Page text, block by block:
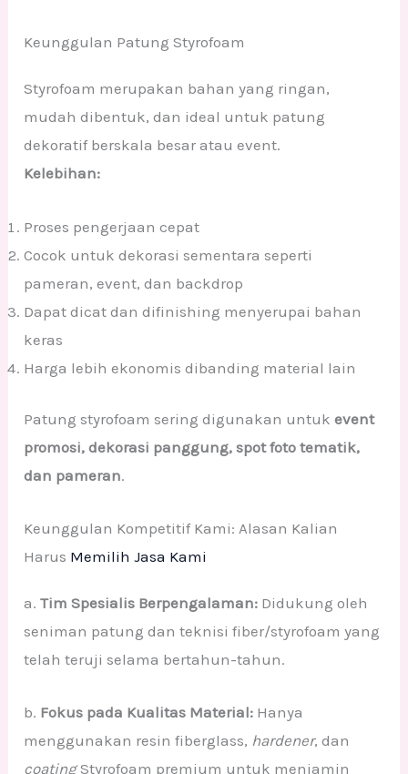
Keunggulan Patung Styrofoam
Styrofoam merupakan bahan yang ringan,
mudah dibentuk, dan ideal untuk patung
dekoratif berskala besar atau event.
Kelebihan:
Proses pengerjaan cepat
Cocok untuk dekorasi sementara seperti
pameran, event, dan backdrop
Dapat dicat dan difinishing menyerupai bahan
keras
Harga lebih ekonomis dibanding material lain
Patung styrofoam sering digunakan untukevent
promosi, dekorasi panggung, spot foto tematik,
dan pameran.
Keunggulan Kompetitif Kami: Alasan Kalian
Harus Memilih Jasa Kami
a.Tim Spesialis Berpengalaman: Didukung oleh
seniman patung dan teknisi fiber/styrofoam yang
telah teruji selama bertahun-tahun.
b. Fokus pada Kualitas Material: Hanya
menggunakan resin fiberglass, hardener, dan
coatingStyrofoam premium untuk menjamin